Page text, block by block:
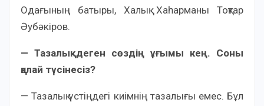
Одағының батыры, Халық Хаһарманы Тоқтар
Әубәкіров.
— Тазалық деген сөздің ұғымы кең. Соны
қалай түсінесіз?
— Тазалық үстіңдегі киімнің тазалығы емес. Бұл